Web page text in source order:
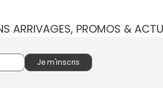
ARRIVAGES, PROMOS &